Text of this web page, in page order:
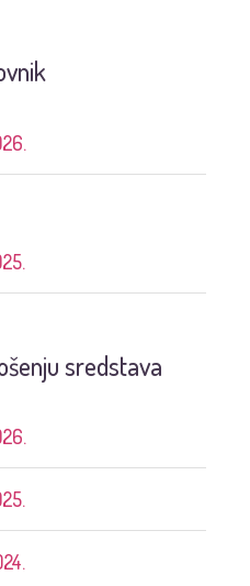
sredstava